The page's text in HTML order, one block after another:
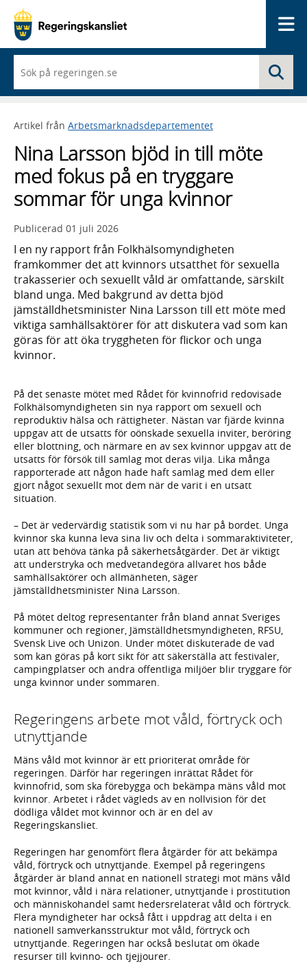
du
börjar
skriva
framträder
lista
med
sökförslag
Artikel från Arbetsmarknadsdepartementet
Nina Larsson bjöd in till möte
med fokus på en tryggare
sommar för unga kvinnor
Publicerad 01 juli 2026
I en ny rapport från Folkhälsomyndigheten
framkommer det att kvinnors utsatthet för sexuella
trakasserier och sexuellt våld är omfattande, särskilt
bland unga. Med bakgrund av detta bjöd
jämställdhetsminister Nina Larsson till ett möte med
viktiga samhällsaktörer för att diskutera vad som kan
göras för att öka tryggheten för flickor och unga
kvinnor.
På det senaste mötet med Rådet för kvinnofrid redovisade
Folkhälsomyndigheten sin nya rapport om sexuell och
reproduktiv hälsa och rättigheter. Nästan var fjärde kvinna
uppgav att de utsatts för oönskade sexuella inviter, beröring
eller blottning, och närmare en av sex kvinnor uppgav att de
utsatts för försök till samlag mot deras vilja. Lika många
rapporterade att någon hade haft samlag med dem eller
gjort något sexuellt mot dem när de varit i en utsatt
situation.
– Det är vedervärdig statistik som vi nu har på bordet. Unga
kvinnor ska kunna leva sina liv och delta i sommaraktiviteter,
utan att behöva tänka på säkerhetsåtgärder. Det är viktigt
att understryka och medvetandegöra allvaret hos både
samhällsaktörer och allmänheten, säger
jämställdhetsminister Nina Larsson.
På mötet deltog representanter från bland annat Sveriges
kommuner och regioner, Jämställdhetsmyndigheten, RFSU,
Svensk Live och Unizon. Under mötet diskuterade de vad
som kan göras på kort sikt för att säkerställa att festivaler,
campingplatser och andra offentliga miljöer blir tryggare för
unga kvinnor under sommaren.
Regeringens arbete mot våld, förtryck och
utnyttjande
Mäns våld mot kvinnor är ett prioriterat område för
regeringen. Därför har regeringen inrättat Rådet för
kvinnofrid, som ska förebygga och bekämpa mäns våld mot
kvinnor. Arbetet i rådet vägleds av en nollvision för det
dödliga våldet mot kvinnor och är en del av
Regeringskansliet.
Regeringen har genomfört flera åtgärder för att bekämpa
våld, förtryck och utnyttjande. Exempel på regeringens
åtgärder är bland annat en nationell strategi mot mäns våld
mot kvinnor, våld i nära relationer, utnyttjande i prostitution
och människohandel samt hedersrelaterat våld och förtryck.
Flera myndigheter har också fått i uppdrag att delta i en
nationell samverkansstruktur mot våld, förtryck och
utnyttjande. Regeringen har också beslutat om ökade
resurser till kvinno- och tjejjourer.